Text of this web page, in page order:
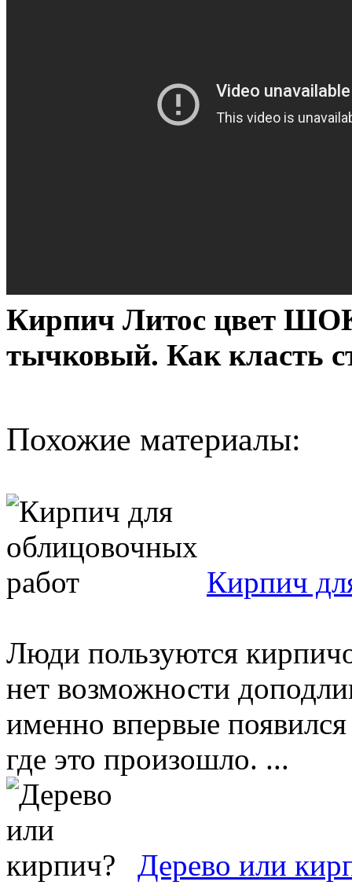
Кирпич Литос цвет
тычковый. Как класть
Похожие материалы:
Кирпич
Люди пользуются
нет возможности
именно впервые
где это произошло. ...
Дерево или